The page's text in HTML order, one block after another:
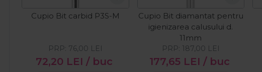
Cupio Bit carbid P3S-M
72,20 LEI / buc
PRP: 76,00 LEI
Cupio Bit diamantat pentru
igienizarea calusului d.
11mm
177,65 LEI / buc
PRP: 187,00 LEI